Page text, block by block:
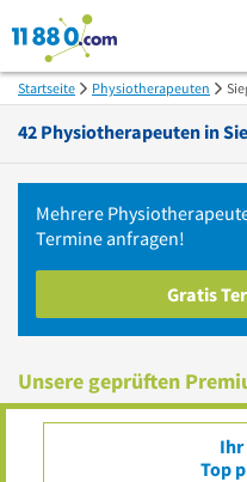
Startseite Physiotherapeuten
42 Physiotherapeuten in
Mehrere
Termine anfragen!
Gratis
Unsere geprüften
Ihr
Top